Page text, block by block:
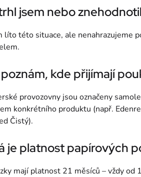
jsem nebo
líto této situace, ale nenahrazujeme
kde přijímají
provozovny jsou označeny
konkrétního produktu (např.
Čistý).
je platnost papírových
mají platnost 21 měsíců – vždy od